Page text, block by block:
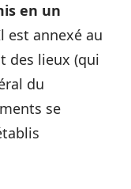
en un
est annexé au
des lieux (qui
du
se